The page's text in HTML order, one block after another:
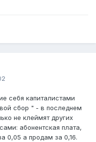
себя капиталистами
сбор " - в последнем
не клеймят других
абонентская плата,
0,05 а продам за 0,16.